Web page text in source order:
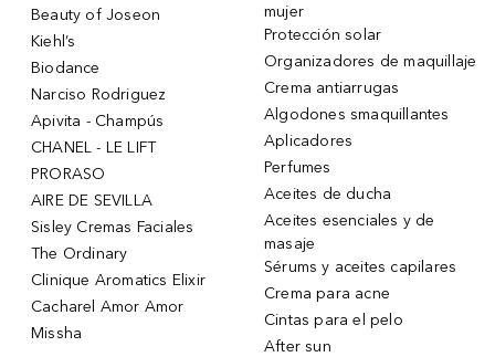
Beauty of Joseon
Kiehl’s
Biodance
Narciso Rodriguez
Apivita - Champús
CHANEL - LE LIFT
PRORASO
AIRE DE SEVILLA
Sisley Cremas Faciales
The Ordinary
Clinique Aromatics Elixir
Cacharel Amor Amor
Missha
mujer
Protección solar
Organizadores de maquillaje
Crema antiarrugas
Algodones smaquillantes
Aplicadores
Perfumes
Aceites de ducha
Aceites esenciales y de
masaje
Sérums y aceites capilares
Crema para acne
Cintas para el pelo
After sun